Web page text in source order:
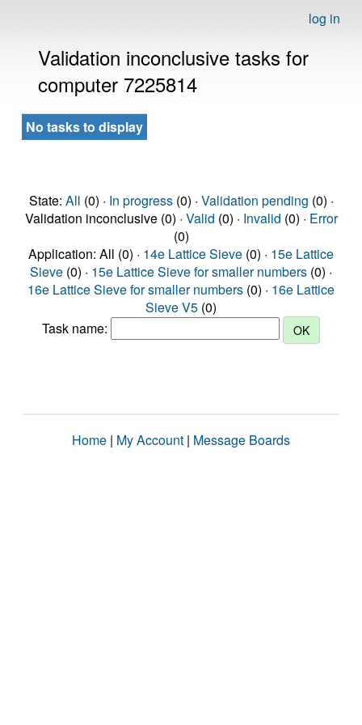
log in
Validation inconclusive tasks for
computer 7225814
No tasks to display
State: All (0) · In progress(0) · Validation pending (0) ·
Validation inconclusive (0) · Valid (0) · Invalid (0) · Error
(0)
Application: All (0) · 14e Lattice Sieve (0) · 15e Lattice
Sieve (0) · 15e Lattice Sieve for smaller numbers (0) ·
16e Lattice Sieve for smaller numbers (0) · 16e Lattice
Sieve V5 (0)
Task name:
Home | My Account | Message Boards